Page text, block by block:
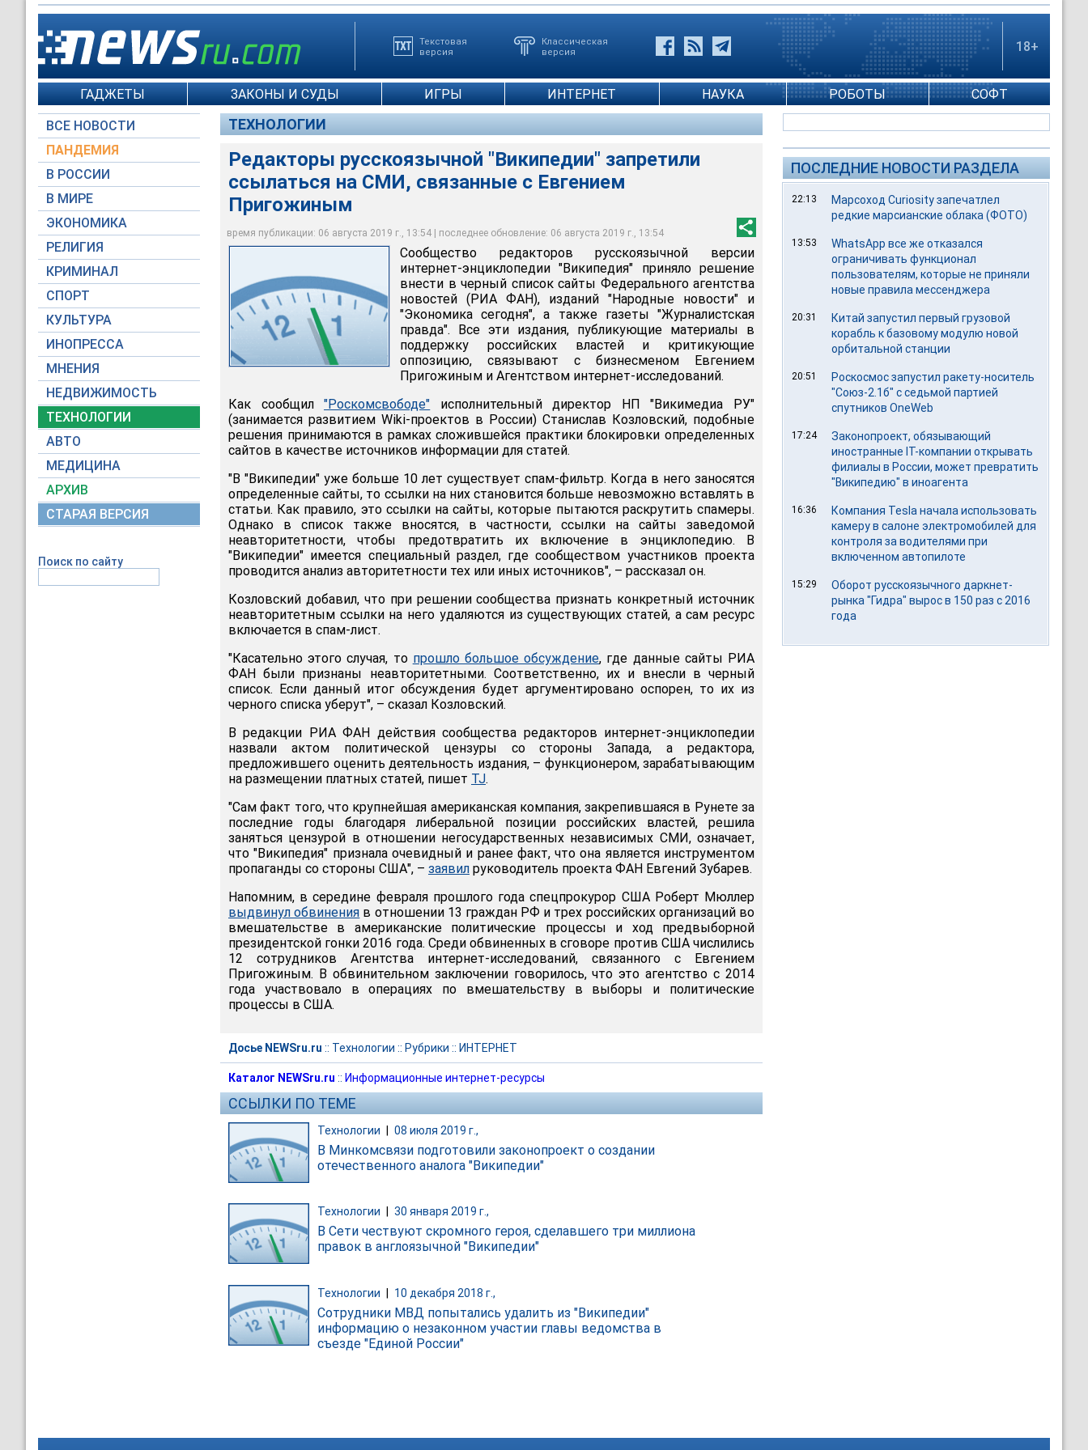
Текстовая
версия
Классическая
версия
18+
ГАДЖЕТЫ ЗАКОНЫ И СУДЫ ИГРЫ ИНТЕРНЕТ НАУКА РОБОТЫ СОФТ
ВСЕ НОВОСТИ
ПАНДЕМИЯ
В РОССИИ
В МИРЕ
ЭКОНОМИКА
РЕЛИГИЯ
КРИМИНАЛ
СПОРТ
КУЛЬТУРА
ИНОПРЕССА
МНЕНИЯ
НЕДВИЖИМОСТЬ
ТЕХНОЛОГИИ
АВТО
МЕДИЦИНА
АРХИВ
СТАРАЯ ВЕРСИЯ
Поиск по сайту
ТЕХНОЛОГИИ
Редакторы русскоязычной "Википедии" запретили
ссылаться на СМИ, связанные с Евгением
Пригожиным
время публикации: 06 августа 2019 г., 13:54 | последнее обновление: 06 августа 2019 г., 13:54
Wikipedia.org
Сообщество редакторов русскоязычной версии
интернет-энциклопедии "Википедия" приняло решение
внести в черный список сайты Федерального агентства
новостей (РИА ФАН), изданий "Народные новости" и
"Экономика сегодня", а также газеты "Журналистская
правда". Все эти издания, публикующие материалы в
поддержку российских властей и критикующие
оппозицию, связывают с бизнесменом Евгением
Пригожиным и Агентством интернет-исследований.
Как сообщил"Роскомсвободе" исполнительный директор НП "Викимедиа РУ"
(занимается развитием Wiki-проектов в России) Станислав Козловский, подобные
решения принимаются в рамках сложившейся практики блокировки определенных
сайтов в качестве источников информации для статей.
"В "Википедии" уже больше 10 лет существует спам-фильтр. Когда в него заносятся
определенные сайты, то ссылки на них становится больше невозможно вставлять в
статьи. Как правило, это ссылки на сайты, которые пытаются раскрутить спамеры.
Однако в список также вносятся, в частности, ссылки на сайты заведомой
неавторитетности, чтобы предотвратить их включение в энциклопедию. В
"Википедии" имеется специальный раздел, где сообществом участников проекта
проводится анализ авторитетности тех или иных источников", – рассказал он.
Козловский добавил, что при решении сообщества признать конкретный источник
неавторитетным ссылки на него удаляются из существующих статей, а сам ресурс
включается в спам-лист.
"Касательно этого случая, то прошло большое обсуждение, где данные сайты РИА
ФАН были признаны неавторитетными. Соответственно, их и внесли в черный
список. Если данный итог обсуждения будет аргументировано оспорен, то их из
черного списка уберут", – сказал Козловский.
В редакции РИА ФАН действия сообщества редакторов интернет-энциклопедии
назвали актом политической цензуры со стороны Запада, а редактора,
предложившего оценить деятельность издания, – функционером, зарабатывающим
на размещении платных статей, пишет TJ.
"Сам факт того, что крупнейшая американская компания, закрепившаяся в Рунете за
последние годы благодаря либеральной позиции российских властей, решила
заняться цензурой в отношении негосударственных независимых СМИ, означает,
что "Википедия" признала очевидный и ранее факт, что она является инструментом
пропаганды со стороны США", – заявил руководитель проекта ФАН Евгений Зубарев.
Напомним, в середине февраля прошлого года спецпрокурор США Роберт Мюллер
выдвинул обвинения в отношении 13 граждан РФ и трех российских организаций во
вмешательстве в американские политические процессы и ход предвыборной
президентской гонки 2016 года. Среди обвиненных в сговоре против США числились
12 сотрудников Агентства интернет-исследований, связанного с Евгением
Пригожиным. В обвинительном заключении говорилось, что это агентство с 2014
года участвовало в операциях по вмешательству в выборы и политические
процессы в США.
Досье NEWSru.ru :: Технологии :: Рубрики :: ИНТЕРНЕТ
Каталог NEWSru.ru :: Информационные интернет-ресурсы
ССЫЛКИ ПО ТЕМЕ
Технологии 08 июля 2019 г.,
В Минкомсвязи подготовили законопроект о создании
отечественного аналога "Википедии"
Технологии 30 января 2019 г.,
В Сети чествуют скромного героя, сделавшего три миллиона
правок в англоязычной "Википедии"
Технологии | 10 декабря 2018 г.,
Сотрудники МВД попытались удалить из "Википедии"
информацию о незаконном участии главы ведомства в
съезде "Единой России"
ПОСЛЕДНИЕ НОВОСТИ РАЗДЕЛА
22:13
Марсоход Curiosity запечатлел
редкие марсианские облака (ФОТО)
13:53
WhatsApp все же отказался
ограничивать функционал
пользователям, которые не приняли
новые правила мессенджера
20:31
Китай запустил первый грузовой
корабль к базовому модулю новой
орбитальной станции
20:51
Роскосмос запустил ракету-носитель
"Союз-2.1б" с седьмой партией
спутников OneWeb
17:24
Законопроект, обязывающий
иностранные IT-компании открывать
филиалы в России, может превратить
"Википедию" в иноагента
16:36
Компания Tesla начала использовать
камеру в салоне электромобилей для
контроля за водителями при
включенном автопилоте
15:29
Оборот русскоязычного даркнет-
рынка "Гидра" вырос в 150 раз с 2016
года